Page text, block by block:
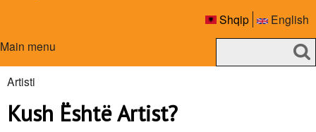
Shqip
English
Main menu
S
e
You
are
Artisti
Kush Është Artist?